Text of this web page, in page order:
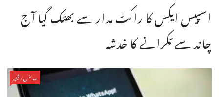
اسپیس ایکس کا راکٹ مدار سے بھٹک گیا آج
چاند سے ٹکرانے کا خدشہ
سائنس/فیچر